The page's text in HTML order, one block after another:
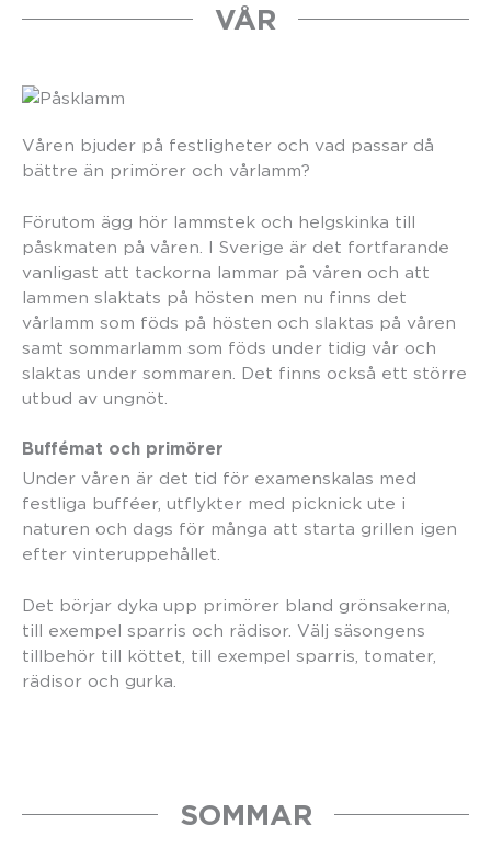
VÅR
Våren bjuder på festligheter och vad passar då
bättre än primörer och vårlamm?
Förutom ägg hör lammstek och helgskinka till
påskmaten på våren. I Sverige är det fortfarande
vanligast att tackorna lammar på våren och att
lammen slaktats på hösten men nu finns det
vårlamm som föds på hösten och slaktas på våren
samt sommarlamm som föds under tidig vår och
slaktas under sommaren. Det finns också ett större
utbud av ungnöt.
Buffémat och primörer
Under våren är det tid för examenskalas med
festliga bufféer, utflykter med picknick ute i
naturen och dags för många att starta grillen igen
efter vinteruppehållet.
Det börjar dyka upp primörer bland grönsakerna,
till exempel sparris och rädisor. Välj säsongens
tillbehör till köttet, till exempel sparris, tomater,
rädisor och gurka.
SOMMAR